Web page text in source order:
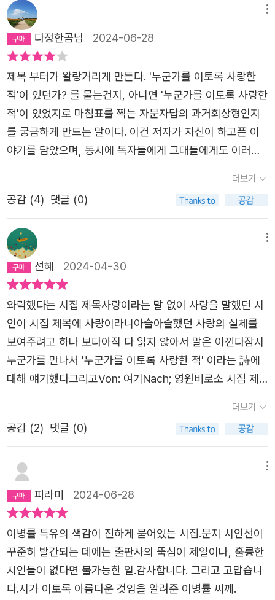
로의 소망은 자주 길을 잃고, 자주 죽고, 뭔가를 그릇에 담아
도 자꾸 새어나가면서 “다시는 생의 낯섦 앞에서 경악하지
않”는 것이다. 자신이 살아온 삶을 단언하지 않겠다는 겸허
한 자세는 자주 사랑을 잃고, 자주 사랑이 죽고, 겨우내 담아
낸 사랑이 자꾸만 새더라도 “지금이 언제인지를 잊”(「명령」)
겠다는 다짐이 된다. 그렇다면 나의 배역은 날개를 하나로
붙여버린 새 나는 한 사람의 대역이었지요 사람들은 나를 보
고 그로 알아보기도 했습니다 나도 그 사람인 척했지요 싫지
는 않았기에 [……] 나는 한 자리에 있었으며 평범에 집중했
지만 그마저도 평범했으며 역시 그마저도 지탱할 힘을 잃어
자처한 대역이었습니다 나는 언제까지 이 알몸으로의 권리
와 황홀함을 지속할 수 있을까요 ―「내가 원하는 것」 부분 우
리는 마치 사랑의 주인인 것처럼 굴지만 영원을 믿는 시인에
게는 모두가 사랑의 대역에 불과하다. 그에게 사랑은 자신이
맡은 역할을 잠시 수행하거나 내가 아닌 다른 이의 삶을 흉
내 내는 일인 셈이다. 사랑이 끝난 후에는 “다른 언어를 쓰는
사람이 되어”(「과녁」) “그 끝이 언제일까를 다시금 고민하는
배역”(「배역에 대한 고민」)이 된다는 것을 아는 시인은 “사
랑을 사랑하기 시작”한다. 그 어떤 역할도 다 괜찮다는 자세
로 사랑의 황홀함을 만끽하는 것이다. 때때로 사랑은 약속
장소에 나오지 않을 수도 있고, 계속해서 헷갈려 하다가 이
암호”는 “사랑을 감각”(「언젠가는 알게 될 모두의 것들」)해
야만이 풀릴 수 있다는 것을 아는 것이다. 이병률에게 사랑
은 전쟁, 팬데믹, 환경오염, 비난과 증오를 해결할 수 있는
열쇠가 된다. 언제 다시 사랑이 문을 두드릴지 모른다는 마
음으로 “창문을 열어놓고 한 번도 닫지 않았”(뒤표지 글)다
는 시인은 오늘도 “당신이 사는 세상 모든 틈에/열쇠를 하나
을 자처하는 시인 이병률, 그의 날개에 기대어 섬세한 시적
언어들을 되새기다 보면 우리에게도 다시 사랑할 힘이 주어
질 것이다.
있습니다사랑은 계속해서 내 앞에서 헷갈려 하지만요사랑이
약속 장소에 나오지 않을 수도 있습니다난 사랑을 사랑하는
것이고사랑은 이성적으로 나를 오해하기 때문입니다하늘로
날아오르는 기러기 떼의 숫자나 세고 돌아와도 되는 것입니
다여름이라는 계절을 그다지 좋아하지는 않지만 싫어합니다
마술사라는 직업을 그다지 좋아하지는 않지만 싫어합니다싫
어하는 것에는 없지만좋아하는 것에 암호가 있다고 오래전
부터 뻣뻣하게 믿어왔습니다사랑을 감각하지 않는다면우리
사랑이 후방에라도 있는 겁니까누군가를 이토록 사랑한 적
누군가를 이토록 사랑한 적시들어 죽어가는 식물 앞에서 주
책맞게도 배고파한 적기차역에서 울어본 적이 감정은 병이
어서 조롱받는다 하더라도그게 무슨 대수인가 싶었던 적매
일매일 햇살이 짧고 당신이 부족했던 적이렇게 어디까지 좋
아도 될까 싶어 자격을 떠올렸던 적한 사람을 모방하고 열렬
히 동의했던 적나를 무엇을 해야 할지 모르게 만들고내가 달
라질 수 있다는 믿음조차 상실한 적마침내 당신과 떠나간 그
곳에 먼저 도착해 있을영원을 붙잡았던 적마음은 꽃게생각
을 할 때 사선으로 한다는 사실을 한 번도 의식한 적 없습니
다이름에 꽃 자가 달려 있다는 사실도요뭐든 자르고 끊어낼
것 같지만 소문이 건드릴 때뿐입니다집게는 한 번 사용한 후
에 끊어냈으니 여태 대상에 매달려 있을 겁니다왼쪽보다는
집혀 섞입니다은신처를 여럿 파놓고 자주 숨을 준비가 되었
자주 연속적으로 거품을 문다는 점이고요죽을 때까지도 옆
으로 걷는다는 사실을 모를 뿐 아니라대체 뭐 하러 양손을
번쩍 허공에 쳐들고 다니며 씩씩대는지도 모른다는 겁니다
조각들을 좋아해싸움을 좋아해하지만 싸워보질 않아 얼마나
잘 싸우는지 모르지나는 시 쓰기를 좋아해하지만 종속되어
있기만 해서 얼마나 좋아하는지 모르지말하고 싶었지멀리서
혼자서만 좋아해온 그것들은 실제로 만져진다고음악에 영향
다정한곰님 2024-06-28
제목 부터가 왈랑거리게 만든다. '누군가를 이토록 사랑한
적'이 있던가? 를 묻는건지, 아니면 '누군가를 이토록 사랑한
적'이 있었지로 마침표를 찍는 자문자답의 과거회상형인지
를 궁금하게 만드는 말이다. 이건 저자가 자신이 하고픈 이
야기를 담았으며, 동시에 독자들에게 그대들에게도 이러한
신의 사랑이 차고 넘치던 시절로 가보자며 추억팔이 하게 만
드는 시집으로 보였다.​애닳고, 구구절절하며, 눈물 없이 들
히 서럽기도 했고, 적당히 간절하기도 했던 청춘의 순간이
있었으니 결국 이 시집의 제목에 해당하는 '사랑의 바보'로
서 내 애정 루트와 저자가 말하고자하는 사랑의 방향이 같을
지 다를지를 생각해보며 짧은 문장 긴 여운 속으로 빠져들어
보게된다.​​📖농밀_ 당신의 눈에 빛이 비치기 시작합니다 / 사
랑은 그런 것입니다당신 눈 속에 반사된 풍경 안에 / 내 모습
도 나타나기 시작했습니다 / 사랑은 그런 것입니다​이 제목을
보고 짙고 빽빽한 무언가를 떠올려야 할까? 아니면 서로의
마음이 촘촘하고 빽빽해서 다른 무언가가 스밀 틈이 없음으
로 그만큼 우리로서 관계가 두텁고 가깝게 여기고픈 욕심 가
득한 마음으로 크게 에둘러 생각해야 할까?서로를 향하는
눈빛의 온도는 지금의 계절만큼이나 뜨겁고 진득하다. 그렇
기에 유독 더 반짝일 것이다. 그리고 더 유심히 들여다보면
상대가 보고있는 프레임속에는 항상 '내 모습'도 함께 들어
가 있을 것이다. 모든 시선들이 '서로'를 기준으로 삼았을테
니 말이다. 그러니 어느 풍경이든 어떤 배경이든 내모습이
기준이 되어 계절과 시간을 살아낼 것이다. 그만큼 다양한
프레임이 존재 할 테지만 겹쳐 보이는건 네가 바라보고있는
내 모습일것이고 나 또한 내가 보고있는 네 모습이니 이 모
더보기
공감 (4) 댓글 (0)
선혜 2024-04-30
와락했다는 시집 제목사랑이라는 말 없이 사랑을 말했던 시
인이 시집 제목에 사랑이라니아슬아슬했던 사랑의 실체를
보여주려고 하나 보다아직 다 읽지 않아서 말은 아낀다잠시
누군가를 만나서 '누군가를 이토록 사랑한 적' 이라는 詩에
대해 얘기했다그리고Von: 여기Nach; 영원비로소 시집 제
하고 싶은 사람들을 위해 2권 더'누군가를 이토록 사랑한
적'
더보기
공감 (2) 댓글 (0)
피라미 2024-06-28
이병률 특유의 색감이 진하게 묻어있는 시집.문지 시인선이
꾸준히 발간되는 데에는 출판사의 뚝심이 제일이나, 훌륭한
시인들이 없다면 불가능한 일.감사합니다. 그리고 고맙습니
다.시가 이토록 아름다운 것임을 알려준 이병률 씨께.